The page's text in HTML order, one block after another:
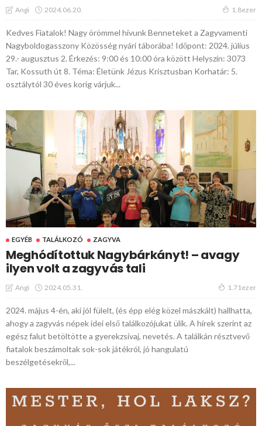
Angi 2024.06.20. 1.8ezer
Kedves Fiatalok! Nagy örömmel hívunk Benneteket a Zagyvamenti
Nagyboldogasszony Közösség nyári táborába! Időpont: 2024. július
29.- augusztus 2. Érkezés: 9:00 és 10:00 óra között Helyszín: 3073
Tar, Kossuth út 8. Téma: Életünk Jézus Krisztusban Korhatár: 5.
osztálytól 30 éves korig várjuk...
EGYÉB TALÁLKOZÓ ZAGYVA
Meghódítottuk Nagybárkányt! – avagy
ilyen volt a zagyvás tali
Angi 2024.05.31. 1.71ezer
2024. május 4-én, aki jól fülelt, (és épp elég közel mászkált) hallhatta,
ahogy a zagyvás népek idei első találkozójukat ülik. A hírek szerint az
egész falut betöltötte a gyerekzsivaj, nevetés. A találkán résztvevő
fiatalok beszámoltak sok-sok játékról, jó hangulatú
beszélgetésekről,...